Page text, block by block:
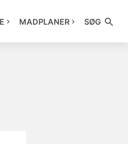
MADPLANER SØG